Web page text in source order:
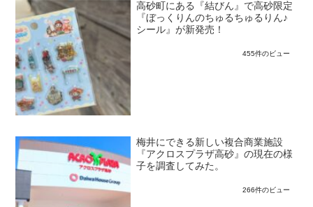
高砂町にある『結びん』で高砂限定
『ぼっくりんのちゅるちゅるりん♪
シール』が新発売！
455件のビュー
梅井にできる新しい複合商業施設
『アクロスプラザ高砂』の現在の様
子を調査してみた。
266件のビュー